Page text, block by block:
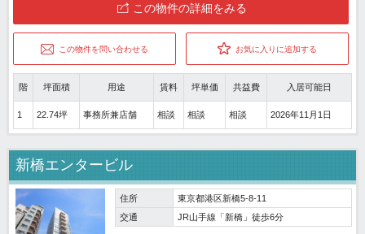
この物件の詳細をみる
この物件を問い合わせる お気に入りに追加する
階 坪面積 用途 賃料 坪単価 共益費 入居可能日
1 22.74坪 事務所兼店舗 相談 相談 相談 2026年11月1日
新橋エンタービル
住所
東京都港区新橋5-8-11
交通
JR山手線「新橋」徒歩6分